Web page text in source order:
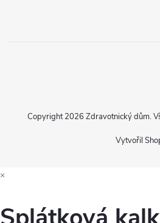
Vytvořil
Copyright 2026 Zdravotnický dům.
×